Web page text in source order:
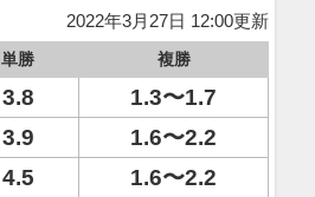
2022年3月27日 12:00更新
単勝 複勝
3.8
1.3〜1.7
3.9
1.6〜2.2
4.5
1.6〜2.2